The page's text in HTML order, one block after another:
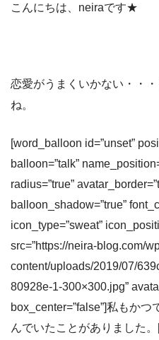
こんにちは、neiraです★
恋愛がうまくいかない・・
ね。
[word_balloon id=”unset”
balloon=”talk”
radius=”true”
balloon_shadow=”true”
icon_type=”sweat”
src=”https://neira-blog.com/
content/uploads/2019/07/
80928e-1-300×300.jpg”
box_center=”false”]私もか
んでいたことがありました